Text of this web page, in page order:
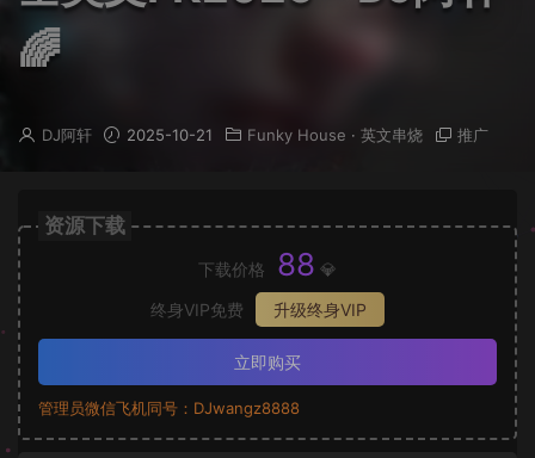
🌈
DJ阿轩 2025-10-21 Funky House · 英文串烧 推广
资源下载
下载价格 88 💎
终身VIP免费
升级终身VIP
立即购买
管理员微信飞机同号：DJwangz8888